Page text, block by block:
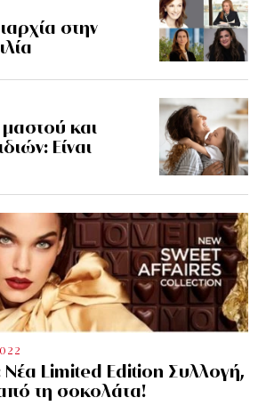
στην
και
Είναι
Νέα Limited Edition Συλλογή,
τη σοκολάτα!